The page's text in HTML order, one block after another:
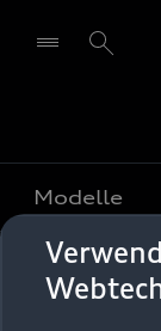
Modelle
Alle Modelle
Kaufen &